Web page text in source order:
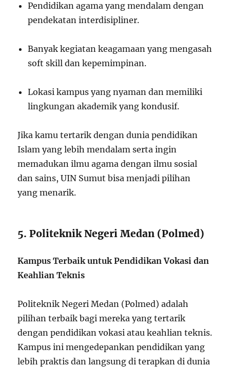
Pendidikan agama yang mendalam dengan
pendekatan interdisipliner.
Banyak kegiatan keagamaan yang mengasah
soft skill dan kepemimpinan.
Lokasi kampus yang nyaman dan memiliki
lingkungan akademik yang kondusif.
Jika kamu tertarik dengan dunia pendidikan
Islam yang lebih mendalam serta ingin
memadukan ilmu agama dengan ilmu sosial
dan sains, UIN Sumut bisa menjadi pilihan
yang menarik.
5. Politeknik Negeri Medan (Polmed)
Kampus Terbaik untuk Pendidikan Vokasi dan
Keahlian Teknis
Politeknik Negeri Medan (Polmed) adalah
pilihan terbaik bagi mereka yang tertarik
dengan pendidikan vokasi atau keahlian teknis.
Kampus ini mengedepankan pendidikan yang
lebih praktis dan langsung di terapkan di dunia